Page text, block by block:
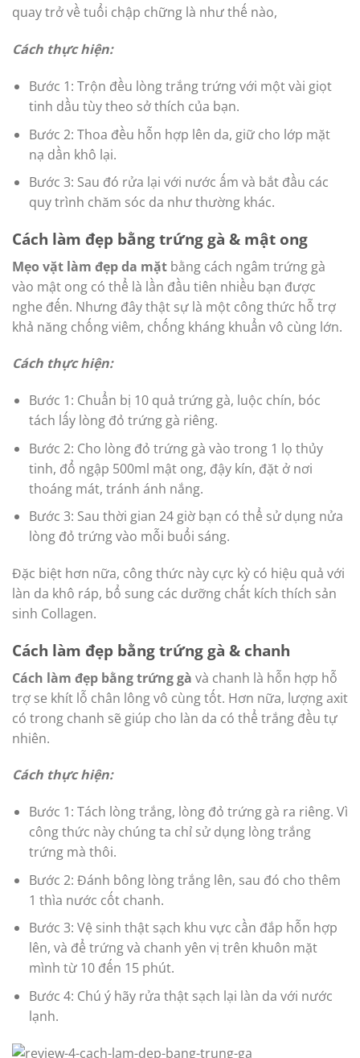
quay trở về tuổi chập chững là như thế nào,
Cách thực hiện:
Bước 1: Trộn đều lòng trắng trứng với một vài giọt
tinh dầu tùy theo sở thích của bạn.
Bước 2: Thoa đều hỗn hợp lên da, giữ cho lớp mặt
nạ dần khô lại.
Bước 3: Sau đó rửa lại với nước ấm và bắt đầu các
quy trình chăm sóc da như thường khác.
Cách làm đẹp bằng trứng gà & mật ong
Mẹo vặt làm đẹp da mặt bằng cách ngâm trứng gà
vào mật ong có thể là lần đầu tiên nhiều bạn được
nghe đến. Nhưng đây thật sự là một công thức hỗ trợ
khả năng chống viêm, chống kháng khuẩn vô cùng lớn.
Cách thực hiện:
Bước 1: Chuẩn bị 10 quả trứng gà, luộc chín, bóc
tách lấy lòng đỏ trứng gà riêng.
Bước 2: Cho lòng đỏ trứng gà vào trong 1 lọ thủy
tinh, đổ ngập 500ml mật ong, đậy kín, đặt ở nơi
thoáng mát, tránh ánh nắng.
Bước 3: Sau thời gian 24 giờ bạn có thể sử dụng nửa
lòng đỏ trứng vào mỗi buổi sáng.
Đặc biệt hơn nữa, công thức này cực kỳ có hiệu quả với
làn da khô ráp, bổ sung các dưỡng chất kích thích sản
sinh Collagen.
Cách làm đẹp bằng trứng gà & chanh
Cách làm đẹp bằng trứng gà và chanh là hỗn hợp hỗ
trợ se khít lỗ chân lông vô cùng tốt. Hơn nữa, lượng axit
có trong chanh sẽ giúp cho làn da có thể trắng đều tự
nhiên.
Cách thực hiện:
Bước 1: Tách lòng trắng, lòng đỏ trứng gà ra riêng. Vì
công thức này chúng ta chỉ sử dụng lòng trắng
trứng mà thôi.
Bước 2: Đánh bông lòng trắng lên, sau đó cho thêm
1 thìa nước cốt chanh.
Bước 3: Vệ sinh thật sạch khu vực cần đắp hỗn hợp
lên, và để trứng và chanh yên vị trên khuôn mặt
mình từ 10 đến 15 phút.
Bước 4: Chú ý hãy rửa thật sạch lại làn da với nước
lạnh.